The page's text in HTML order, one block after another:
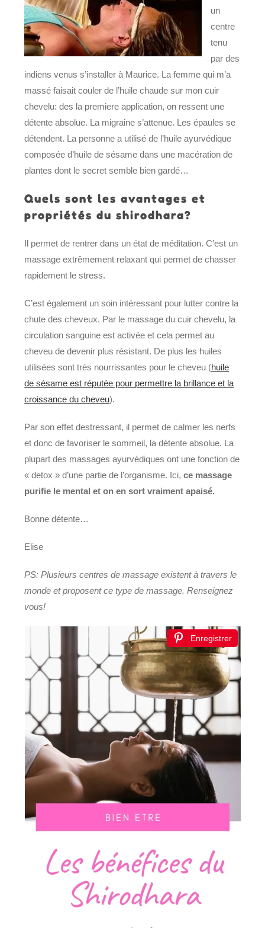
un
centre
tenu
par des
indiens venus s’installer à Maurice. La femme qui m’a
massé faisait couler de l’huile chaude sur mon cuir
chevelu: des la premiere application, on ressent une
détente absolue. La migraine s’attenue. Les épaules se
détendent. La personne a utilisé de l’huile ayurvédique
composée d’huile de sésame dans une macération de
plantes dont le secret semble bien gardé…
Quels sont les avantages et
propriétés du shirodhara?
Il permet de rentrer dans un état de méditation. C’est un
massage extrêmement relaxant qui permet de chasser
rapidement le stress.
C’est également un soin intéressant pour lutter contre la
chute des cheveux. Par le massage du cuir chevelu, la
circulation sanguine est activée et cela permet au
cheveu de devenir plus résistant. De plus les huiles
utilisées sont très nourrissantes pour le cheveu (huile
de sésame est réputée pour permettre la brillance et la
croissance du cheveu).
Par son effet destressant, il permet de calmer les nerfs
et donc de favoriser le sommeil, la détente absolue. La
plupart des massages ayurvédiques ont une fonction de
« detox » d’une partie de l’organisme. Ici,ce massage
purifie le mental et on en sort vraiment apaisé.
Bonne détente…
Elise
PS: Plusieurs centres de massage existent à travers le
monde et proposent ce type de massage. Renseignez
vous!
Enregistrer